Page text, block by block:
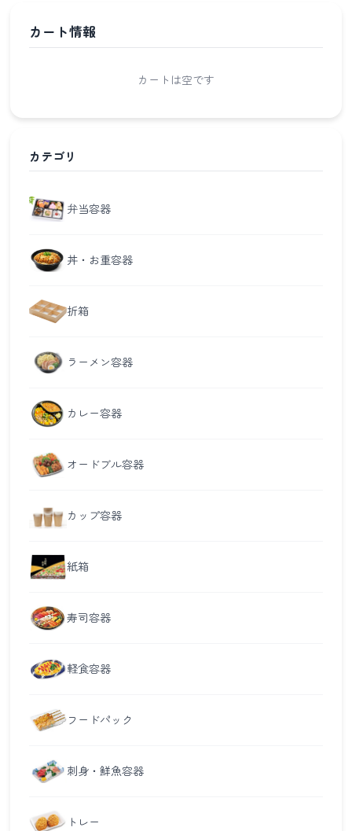
カート情報
カートは空です
カテゴリ
弁当容器
丼・お重容器
折箱
ラーメン容器
カレー容器
オードブル容器
カップ容器
紙箱
寿司容器
軽食容器
フードパック
刺身・鮮魚容器
トレー